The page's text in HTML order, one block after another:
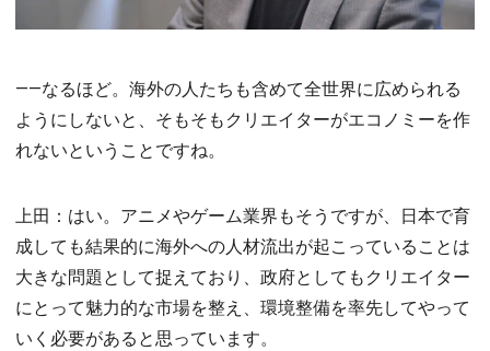
――なるほど。海外の人たちも含めて全世界に広められる
ようにしないと、そもそもクリエイターがエコノミーを作
れないということですね。
上田：はい。アニメやゲーム業界もそうですが、日本で育
成しても結果的に海外への人材流出が起こっていることは
大きな問題として捉えており、政府としてもクリエイター
にとって魅力的な市場を整え、環境整備を率先してやって
いく必要があると思っています。